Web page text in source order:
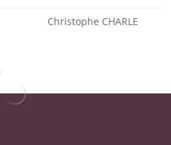
Christophe CHARLE